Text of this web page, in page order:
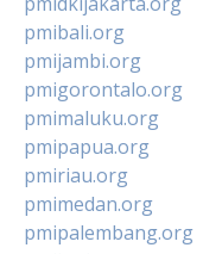
pmibali.org
pmijambi.org
pmigorontalo.org
pmimaluku.org
pmipapua.org
pmiriau.org
pmimedan.org
pmipalembang.org